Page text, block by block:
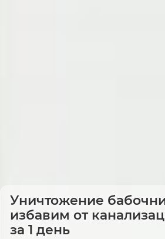
Уничтожение
избавим от
за 1 день